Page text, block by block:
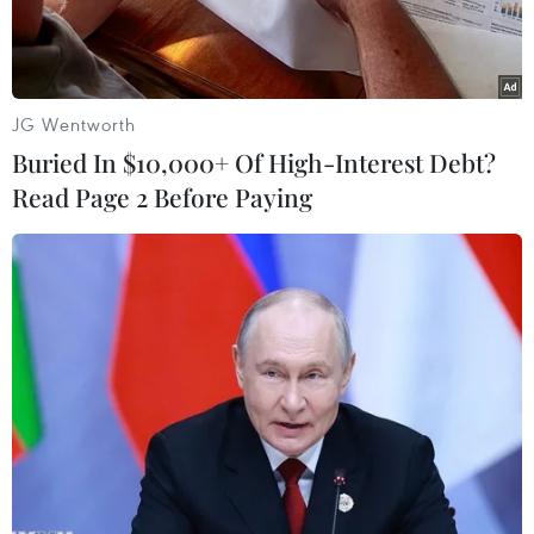
Lúa mỳ được chuyển lên tàu tại cảng quốc tế Rostov-on-Don để
vận chuyển tới Thổ Nhĩ Kỳ. (Ảnh: AFP/TTXVN)
Ngày 16/7, trả lời phỏng vấn kênh truyền hình
CBS, Cố vấn An ninh Quốc gia Mỹ Jake Sullivan
cho hay chính quyền Mỹ đã chuẩn bị cho khả
năng Nga không gia hạn Sáng kiến Ngũ cốc
JG Wentworth
Buried In $10,000+ Of High-Interest Debt?
Read Page 2 Before Paying